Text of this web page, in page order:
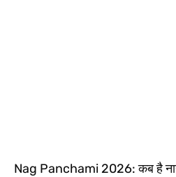
Nag Panchami 2026: कब है